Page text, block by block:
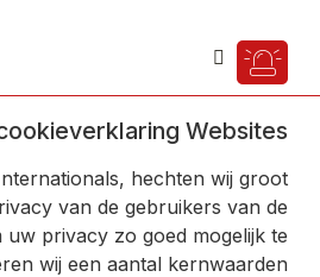
Websites
hechten wij groot
van de gebruikers van de
uw privacy zo goed mogelijk te
wij een aantal kernwaarden.